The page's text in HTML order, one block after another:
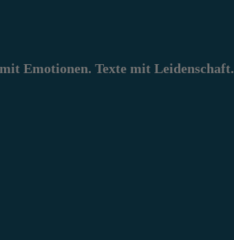
Emotionen. Texte mit Leidenschaft.